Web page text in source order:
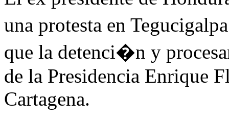
una protesta en
que la detenci�n y
de la Presidencia Enrique
Cartagena.